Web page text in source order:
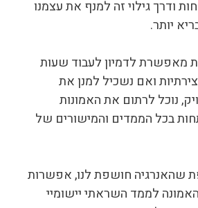
ודרך גילוי זה למנף את עצמנו
יותר.
מאפשרת לדמיון לעבוד שעות
ואם נשכיל למנן את
נוכל לרתום את האמונות
בכל הממדים והמישורים של
שהאנרגיה חושפת לנו, אפשרות
לממד השראתי יישומיי